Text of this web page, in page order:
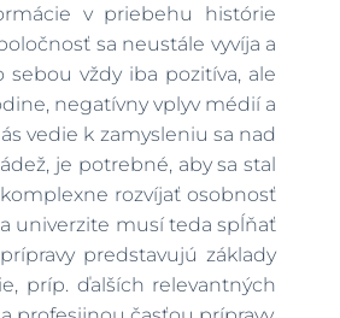
v priebehu histórie
sa neustále vyvíja a
vždy iba pozitíva, ale
negatívny vplyv médií a
vedie k zamysleniu sa nad
je potrebné, aby sa stal
rozvíjať osobnosť
univerzite musí teda spĺňať
predstavujú základy
príp. ďalších relevantných